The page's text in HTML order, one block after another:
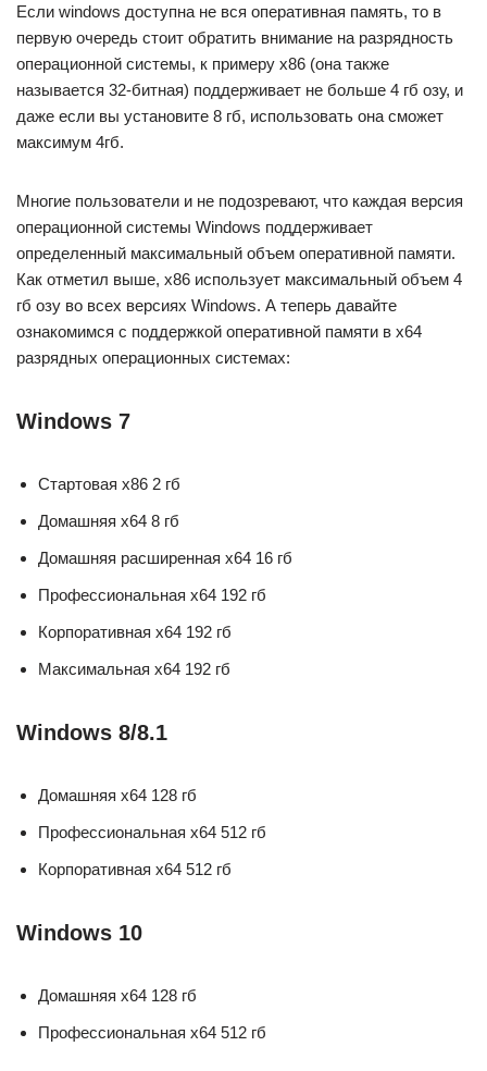
Если windows доступна не вся оперативная память, то в
первую очередь стоит обратить внимание на разрядность
операционной системы, к примеру x86 (она также
называется 32-битная) поддерживает не больше 4 гб озу, и
даже если вы установите 8 гб, использовать она сможет
максимум 4гб.
Многие пользователи и не подозревают, что каждая версия
операционной системы Windows поддерживает
определенный максимальный объем оперативной памяти.
Как отметил выше, x86 использует максимальный объем 4
гб озу во всех версиях Windows. А теперь давайте
ознакомимся с поддержкой оперативной памяти в x64
разрядных операционных системах:
Windows 7
Стартовая x86 2 гб
Домашняя x64 8 гб
Домашняя расширенная x64 16 гб
Профессиональная x64 192 гб
Корпоративная x64 192 гб
Максимальная x64 192 гб
Windows 8/8.1
Домашняя x64 128 гб
Профессиональная x64 512 гб
Корпоративная x64 512 гб
Windows 10
Домашняя x64 128 гб
Профессиональная x64 512 гб